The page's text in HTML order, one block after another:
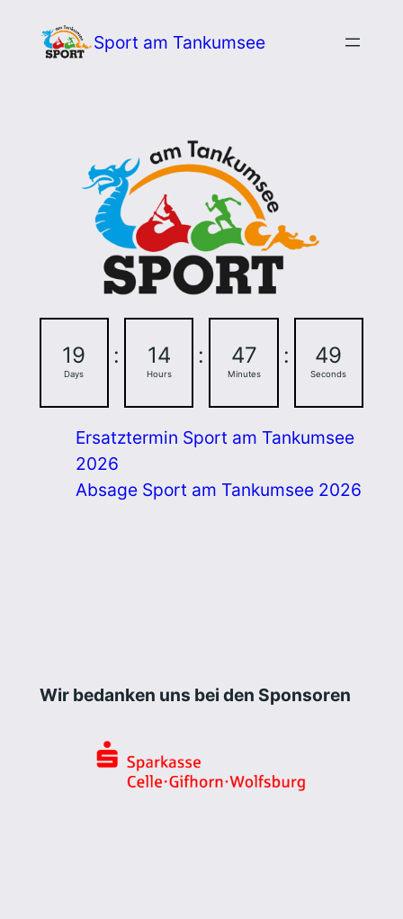
Inhalt
Sport am Tankumsee
19
Days
: 14
Hours
: 47
Minutes
: 48
Seconds
Ersatztermin Sport am Tankumsee
2026
Absage Sport am Tankumsee 2026
Wir bedanken uns bei den Sponsoren